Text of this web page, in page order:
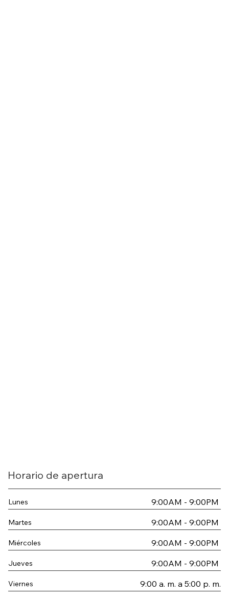
Horario de apertura
Lunes 9:00AM - 9:00PM
Martes 9:00AM - 9:00PM
Miércoles 9:00AM - 9:00PM
Jueves 9:00AM - 9:00PM
Viernes 9:00 a. m. a 5:00 p. m.